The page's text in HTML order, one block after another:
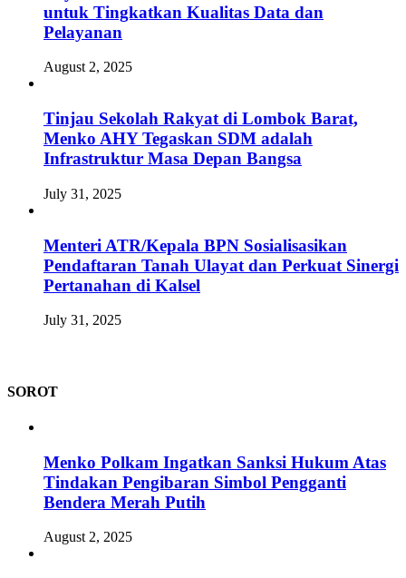
untuk Tingkatkan Kualitas Data dan
Pelayanan
August 2, 2025
Tinjau Sekolah Rakyat di Lombok Barat,
Menko AHY Tegaskan SDM adalah
Infrastruktur Masa Depan Bangsa
July 31, 2025
Menteri ATR/Kepala BPN Sosialisasikan
Pendaftaran Tanah Ulayat dan Perkuat Sinergi
Pertanahan di Kalsel
July 31, 2025
SOROT
Menko Polkam Ingatkan Sanksi Hukum Atas
Tindakan Pengibaran Simbol Pengganti
Bendera Merah Putih
August 2, 2025